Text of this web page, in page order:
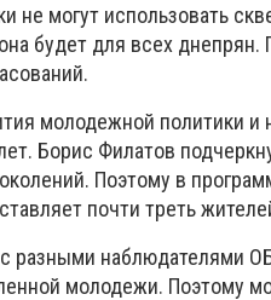
не могут использовать
будет для всех днепрян.
молодежной политики и
Борис Филатов
Поэтому в
почти треть
разными наблюдателями
молодежи. Поэтому